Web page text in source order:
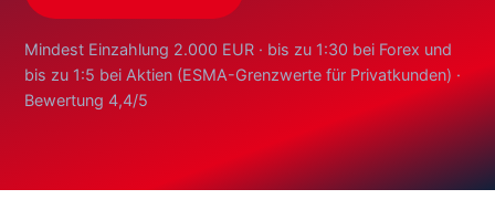
Mindest Einzahlung 2.000 EUR · bis zu 1:30 bei Forex und
bis zu 1:5 bei Aktien (ESMA-Grenzwerte für Privatkunden) ·
Bewertung 4,4/5